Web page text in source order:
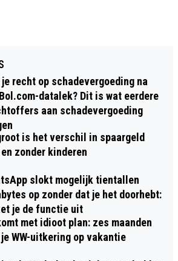
je recht op schadevergoeding na
datalek? Dit is wat eerdere
aan schadevergoeding
is het verschil in spaargeld
zonder kinderen
slokt mogelijk tientallen
op zonder dat je het doorhebt:
je de functie uit
met idioot plan: zes maanden
WW-uitkering op vakantie